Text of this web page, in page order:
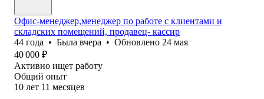
Офис-менеджер,менеджер по работе с клиентами и
складских помещений, продавец- кассир
44 года • Была вчера • Обновлено 24 мая
40 000 ₽
Активно ищет работу
Общий опыт
10 лет 11 месяцев